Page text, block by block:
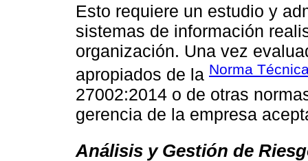
Esto requiere un estudio y
sistemas de información
organización. Una vez
apropiados de la Norma
27002:2014 o de otras
gerencia de la empresa
Análisis y Gestión de